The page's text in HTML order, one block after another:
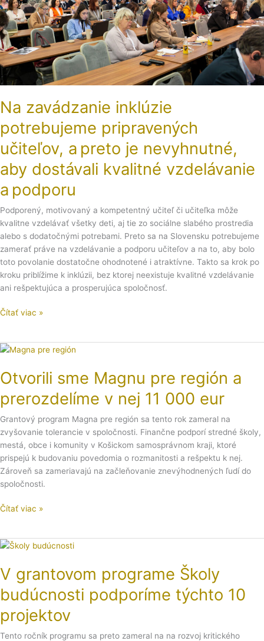
Na zavádzanie inklúzie
potrebujeme pripravených
učiteľov, a preto je nevyhnutné,
aby dostávali kvalitné vzdelávanie
a podporu
Podporený, motivovaný a kompetentný učiteľ či učiteľka môže
kvalitne vzdelávať všetky deti, aj tie zo sociálne slabého prostredia
alebo s dodatočnými potrebami. Preto sa na Slovensku potrebujeme
zamerať práve na vzdelávanie a podporu učiteľov a na to, aby bolo
toto povolanie dostatočne ohodnotené i atraktívne. Takto sa krok po
kroku priblížime k inklúzii, bez ktorej neexistuje kvalitné vzdelávanie
ani rešpektujúca a prosperujúca spoločnosť.
je
nevyhnutné,
aby
dostávali
kvalitné
vzdelávanie
a podporu
Čítať viac »
Otvorili sme Magnu pre región a
prerozdelíme v nej 11 000 eur
Grantový program Magna pre región sa tento rok zameral na
zvyšovanie tolerancie v spoločnosti. Finančne podporí stredné školy,
mestá, obce i komunity v Košickom samosprávnom kraji, ktoré
prispejú k budovaniu povedomia o rozmanitosti a rešpektu k nej.
Zároveň sa zameriavajú na začleňovanie znevýhodnených ľudí do
spoločnosti.
Otvorili
Magnu
pre
región
prerozdelíme
11
eur
Čítať viac »
V grantovom programe Školy
budúcnosti podporíme týchto 10
projektov
Tento ročník programu sa preto zameral na na rozvoj kritického
V
programe
Školy
budúcnosti
podporíme
týchto
10